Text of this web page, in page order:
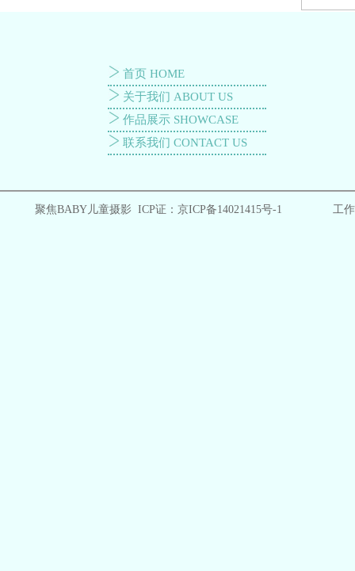
首页 HOME
关于我们 ABOUT US
作品展示 SHOWCASE
联系我们 CONTACT US
聚焦BABY儿童摄影 ICP证： 京ICP备14021415号-1 工作时间: